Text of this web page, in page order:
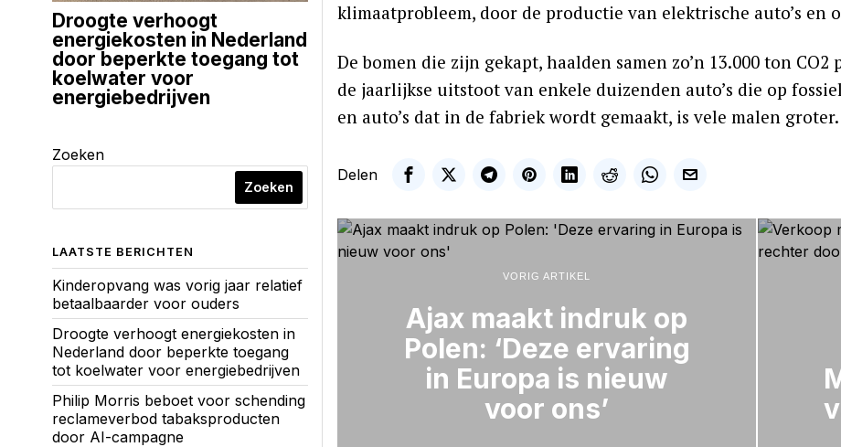
klimaatprobleem, door de productie van elektrische auto’s en
De bomen die zijn gekapt, haalden samen zo’n 13.000 ton
de jaarlijkse uitstoot van enkele duizenden auto’s die op
en auto’s dat in de fabriek wordt gemaakt, is vele malen groter.
Delen
VORIG ARTIKEL
Ajax maakt indruk op
Polen: ‘Deze ervaring
in Europa is nieuw
voor ons’
Droogte verhoogt
energiekosten in Nederland
door beperkte toegang tot
koelwater voor
energiebedrijven
Zoeken
Zoeken
LAATSTE BERICHTEN
Kinderopvang was vorig jaar relatief
betaalbaarder voor ouders
Droogte verhoogt energiekosten in
Nederland door beperkte toegang
tot koelwater voor energiebedrijven
Philip Morris beboet voor schending
reclameverbod tabaksproducten
door AI-campagne